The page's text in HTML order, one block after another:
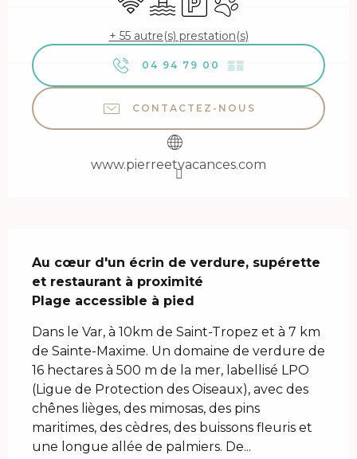
+ 55 autre(s) prestation(s)
04 94 79 00 ▒▒
CONTACTEZ-NOUS
www.pierreetvacances.com
Au cœur d'un écrin de verdure, supérette
et restaurant à proximité
Plage accessible à pied
Dans le Var, à 10km de Saint-Tropez et à 7 km
de Sainte-Maxime. Un domaine de verdure de
16 hectares à 500 m de la mer, labellisé LPO
(Ligue de Protection des Oiseaux), avec des
chênes lièges, des mimosas, des pins
maritimes, des cèdres, des buissons fleuris et
une longue allée de palmiers. De...